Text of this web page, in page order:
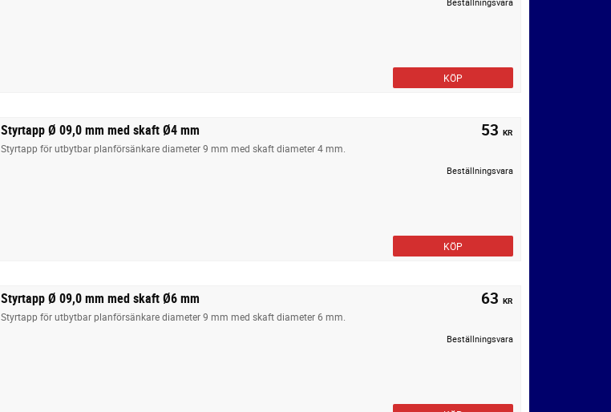
KÖP
Styrtapp Ø 09,0 mm med skaft Ø4 mm
Styrtapp för utbytbar planförsänkare diameter 9 mm med skaft diameter 4 mm.
53 KR
Beställningsvara
KÖP
Styrtapp Ø 09,0 mm med skaft Ø6 mm
Styrtapp för utbytbar planförsänkare diameter 9 mm med skaft diameter 6 mm.
63 KR
Beställningsvara